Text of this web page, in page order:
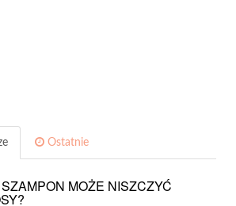
Ostatnie
MOŻE NISZCZYĆ